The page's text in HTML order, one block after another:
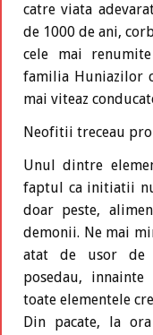
catre viata
de 1000 de ani,
cele mai
familia Huniazilor
mai viteaz
Neofitii treceau
Unul dintre
faptul ca initiatii
doar peste,
demonii. Ne mai
atat de usor de
posedau,
toate elementele
Din pacate, la